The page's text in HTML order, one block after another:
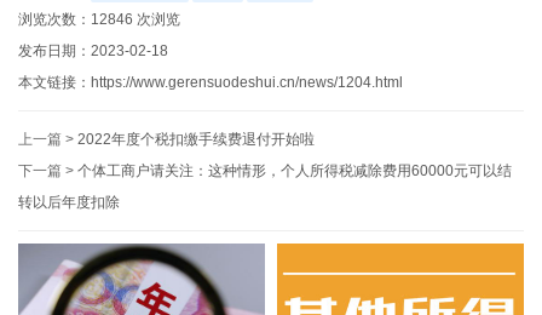
浏览次数： 12846 次浏览
发布日期：2023-02-18
本文链接： https://www.gerensuodeshui.cn/news/1204.html
上一篇 > 2022年度个税扣缴手续费退付开始啦
下一篇 > 个体工商户请关注：这种情形，个人所得税减除费用60000元可以结
转以后年度扣除